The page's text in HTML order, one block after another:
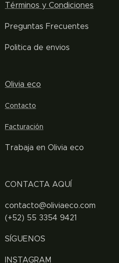
Términos y Condiciones
Preguntas Frecuentes
Politica de envios
Olivia eco
Contacto
Facturación
Trabaja en Olivia eco
CONTACTA AQUÍ
contacto@oliviaeco.com
(+52) 55 3354 9421
SÍGUENOS
INSTAGRAM